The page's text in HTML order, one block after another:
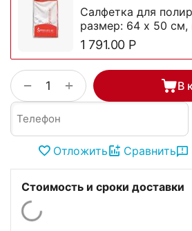
Салфетка для
размер: 64 х 50 см,
микрофибра,
1 791.00 Р
+
−
В
Отложить
Сравнить
Стоимость и сроки доставки